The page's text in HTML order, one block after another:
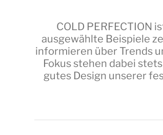
COLD PERFECTION
ausgewählte Beispiele
informieren über Trends
Fokus stehen dabei
gutes Design unserer